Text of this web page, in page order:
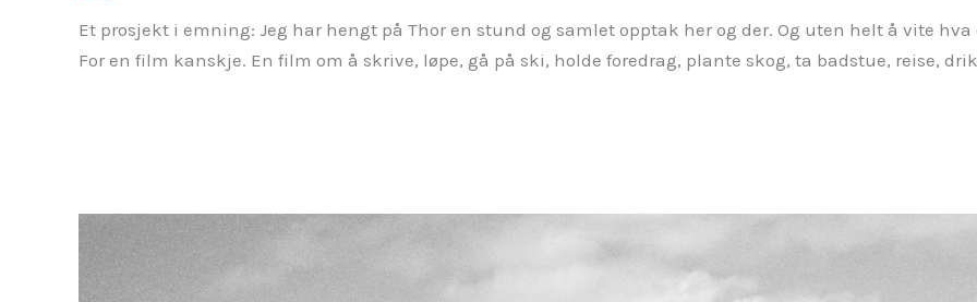
Et prosjekt i emning: Jeg har hengt på Thor en stund og samlet opptak her og der. Og uten helt å vite
For en film kanskje. En film om å skrive, løpe, gå på ski, holde foredrag, plante skog, ta badstue, reise,